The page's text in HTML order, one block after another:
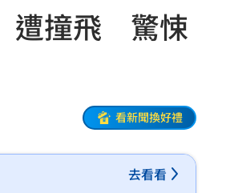
遭撞飛 驚悚
看新聞換好禮
去看看